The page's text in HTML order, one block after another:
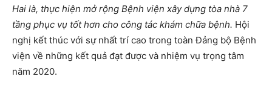
Hai là, thực hiện mở rộng Bệnh viện xây dựng tòa nhà 7
tầng phục vụ tốt hơn cho công tác khám chữa bệnh. Hội
nghị kết thúc với sự nhất trí cao trong toàn Đảng bộ Bệnh
viện về những kết quả đạt được và nhiệm vụ trọng tâm
năm 2020.